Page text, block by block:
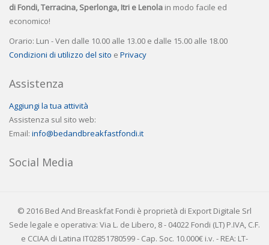
di Fondi, Terracina, Sperlonga, Itri e Lenola in modo facile ed
economico!
Orario: Lun - Ven dalle 10.00 alle 13.00 e dalle 15.00 alle 18.00
Condizioni di utilizzo del sito e Privacy
Assistenza
Aggiungi la tua attività
Assistenza sul sito web:
Email: info@bedandbreakfastfondi.it
Social Media
© 2016 Bed And Breaskfat Fondi è proprietà di Export Digitale Srl
Sede legale e operativa: Via L. de Libero, 8 - 04022 Fondi (LT) P.IVA, C.F.
e CCIAA di Latina IT02851780599 - Cap. Soc. 10.000€ i.v. - REA: LT-